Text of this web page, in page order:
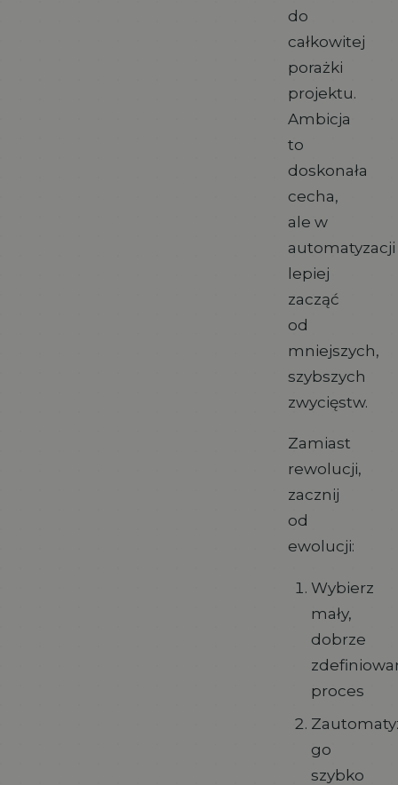
do
całkowitej
porażki
projektu.
Ambicja
to
doskonała
cecha,
ale w
automatyzacji
lepiej
zacząć
od
mniejszych,
szybszych
zwycięstw.
Zamiast
rewolucji,
zacznij
od
ewolucji:
Wybierz
mały,
dobrze
proces
go
szybko